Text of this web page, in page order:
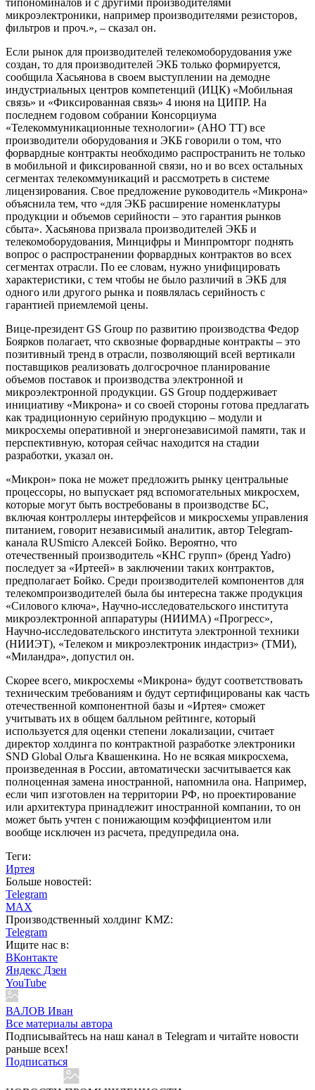
микроэлектроники, например производителями резисторов,
фильтров и проч.», – сказал он.
Если рынок для производителей телекомоборудования уже
создан, то для производителей ЭКБ только формируется,
сообщила Хасьянова в своем выступлении на демодне
индустриальных центров компетенций (ИЦК) «Мобильная
связь» и «Фиксированная связь» 4 июня на ЦИПР. На
последнем годовом собрании Консорциума
«Телекоммуникационные технологии» (АНО ТТ) все
производители оборудования и ЭКБ говорили о том, что
форвардные контракты необходимо распространить не только
в мобильной и фиксированной связи, но и во всех остальных
сегментах телекоммуникаций и рассмотреть в системе
лицензирования. Свое предложение руководитель «Микрона»
объяснила тем, что «для ЭКБ расширение номенклатуры
продукции и объемов серийности – это гарантия рынков
сбыта». Хасьянова призвала производителей ЭКБ и
телекомоборудования, Минцифры и Минпромторг поднять
вопрос о распространении форвардных контрактов во всех
сегментах отрасли. По ее словам, нужно унифицировать
характеристики, с тем чтобы не было различий в ЭКБ для
одного или другого рынка и появлялась серийность с
гарантией приемлемой цены.
Вице-президент GS Group по развитию производства Федор
Боярков полагает, что сквозные форвардные контракты – это
позитивный тренд в отрасли, позволяющий всей вертикали
поставщиков реализовать долгосрочное планирование
объемов поставок и производства электронной и
микроэлектронной продукции. GS Group поддерживает
инициативу «Микрона» и со своей стороны готова предлагать
как традиционную серийную продукцию – модули и
микросхемы оперативной и энергонезависимой памяти, так и
перспективную, которая сейчас находится на стадии
разработки, указал он.
«Микрон» пока не может предложить рынку центральные
процессоры, но выпускает ряд вспомогательных микросхем,
которые могут быть востребованы в производстве БС,
включая контроллеры интерфейсов и микросхемы управления
питанием, говорит независимый аналитик, автор Telegram-
канала RUSmicro Алексей Бойко. Вероятно, что
отечественный производитель «КНС групп» (бренд Yadro)
последует за «Иртеей» в заключении таких контрактов,
предполагает Бойко. Среди производителей компонентов для
телекомпроизводителей была бы интересна также продукция
«Силового ключа», Научно-исследовательского института
микроэлектронной аппаратуры (НИИМА) «Прогресс»,
Научно-исследовательского института электронной техники
(НИИЭТ), «Телеком и микроэлектроник индастриз» (ТМИ),
«Миландра», допустил он.
Скорее всего, микросхемы «Микрона» будут соответствовать
техническим требованиям и будут сертифицированы как часть
отечественной компонентной базы и «Иртея» сможет
учитывать их в общем балльном рейтинге, который
используется для оценки степени локализации, считает
директор холдинга по контрактной разработке электроники
SND Global Ольга Квашенкина. Но не всякая микросхема,
произведенная в России, автоматически засчитывается как
полноценная замена иностранной, напомнила она. Например,
если чип изготовлен на территории РФ, но проектирование
или архитектура принадлежит иностранной компании, то он
может быть учтен с понижающим коэффициентом или
вообще исключен из расчета, предупредила она.
Теги:
Иртея
Больше новостей:
Telegram
MAX
Производственный холдинг KMZ:
Telegram
Ищите нас в:
ВКонтакте
Яндекс Дзен
YouTube
ВАЛОВ Иван
Все материалы автора
Подписывайтесь на наш канал в Telegram и читайте новости
раньше всех!
Подписаться